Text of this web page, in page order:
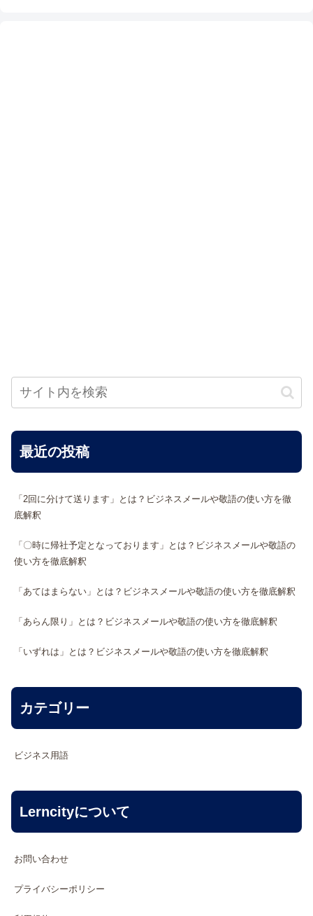
最近の投稿
「2回に分けて送ります」とは？ビジネスメールや敬語の使い方を徹
底解釈
「〇時に帰社予定となっております」とは？ビジネスメールや敬語の
使い方を徹底解釈
「あてはまらない」とは？ビジネスメールや敬語の使い方を徹底解釈
「あらん限り」とは？ビジネスメールや敬語の使い方を徹底解釈
「いずれは」とは？ビジネスメールや敬語の使い方を徹底解釈
カテゴリー
ビジネス用語
Lerncityについて
お問い合わせ
プライバシーポリシー